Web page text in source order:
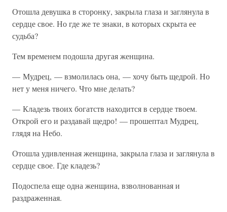
Отошла девушка в сторонку, закрыла глаза и заглянула в
сердце свое. Но где же те знаки, в которых скрыта ее
судьба?
Тем временем подошла другая женщина.
— Мудрец, — взмолилась она, — хочу быть щедрой. Но
нет у меня ничего. Что мне делать?
— Кладезь твоих богатств находится в сердце твоем.
Открой его и раздавай щедро! — прошептал Мудрец,
глядя на Небо.
Отошла удивленная женщина, закрыла глаза и заглянула в
сердце свое. Где кладезь?
Подоспела еще одна женщина, взволнованная и
раздраженная.